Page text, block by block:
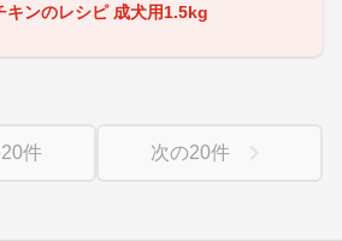
キンのレシピ 成犬用1.5kg
20件 次の20件